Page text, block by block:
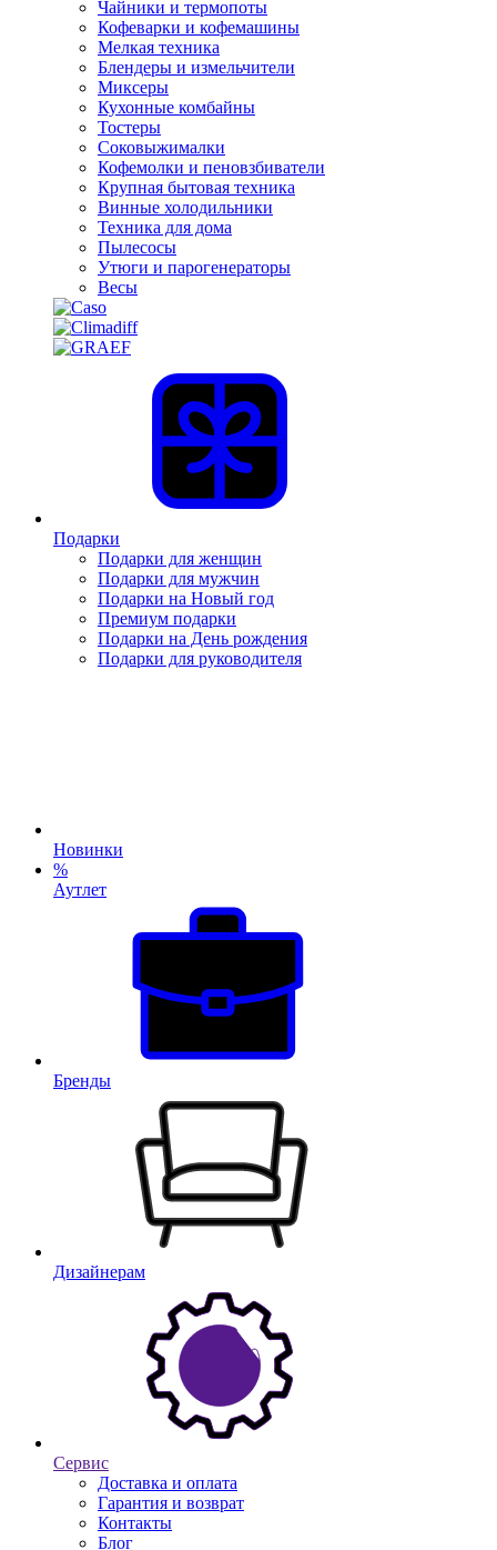
Чайники и термопоты
Кофеварки и кофемашины
Мелкая техника
Блендеры и измельчители
Миксеры
Кухонные комбайны
Тостеры
Соковыжималки
Кофемолки и пеновзбиватели
Крупная бытовая техника
Винные холодильники
Техника для дома
Пылесосы
Утюги и парогенераторы
Весы
Подарки
Подарки для женщин
Подарки для мужчин
Подарки на Новый год
Премиум подарки
Подарки на День рождения
Подарки для руководителя
Новинки
%
Аутлет
Бренды
Дизайнерам
Сервис
Доставка и оплата
Гарантия и возврат
Контакты
Блог